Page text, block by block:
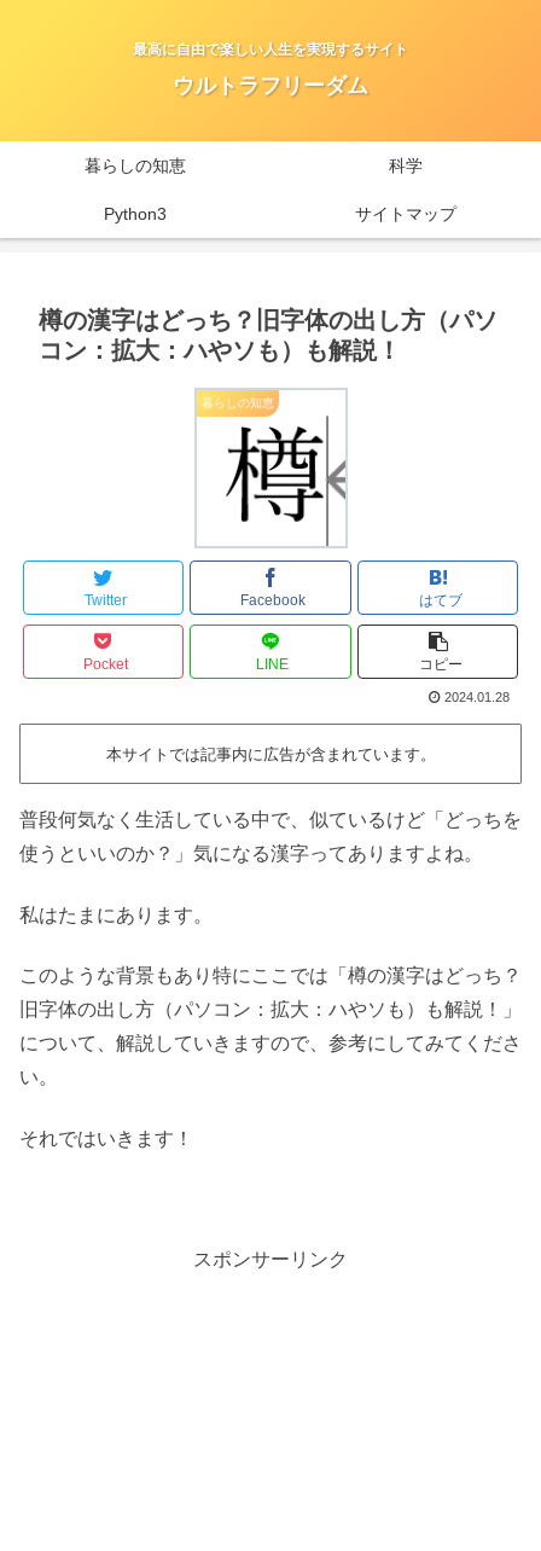
最高に自由で楽しい人生を実現するサイト
ウルトラフリーダム
暮らしの知恵 科学
Python3 サイトマップ
樽の漢字はどっち？旧字体の出し方（パソ
コン：拡大：ハやソも）も解説！
暮らしの知恵
Twitter Facebook はてブ
Pocket LINE コピー
2024.01.28
本サイトでは記事内に広告が含まれています。
普段何気なく生活している中で、似ているけど「どっちを
使うといいのか？」気になる漢字ってありますよね。
私はたまにあります。
このような背景もあり特にここでは「樽の漢字はどっち？
旧字体の出し方（パソコン：拡大：ハやソも）も解説！」
について、解説していきますので、参考にしてみてくださ
い。
それではいきます！
スポンサーリンク